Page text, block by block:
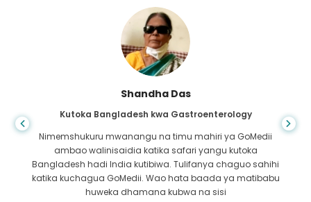
Shandha Das
Kutoka Bangladesh kwa Gastroenterology
Nimemshukuru mwanangu na timu mahiri ya GoMedii
ambao walinisaidia katika safari yangu kutoka
Bangladesh hadi India kutibiwa. Tulifanya chaguo sahihi
katika kuchagua GoMedii. Wao hata baada ya matibabu
huweka dhamana kubwa na sisi